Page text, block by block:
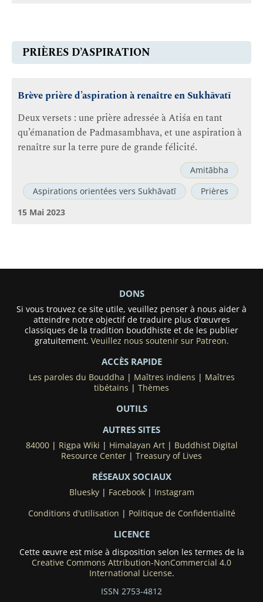
PRIÈRES D’ASPIRATION
Brève prière d’aspiration à renaître en Sukhāvatī
Deux versets : une prière adressée à Atiśa en tant
qu’émanation de Padmasambhava, et une aspiration à
renaître sur la terre pure de grande félicité.
Amitābha
Aspirations orientées vers Sukhāvatī
Prières
15 Mai 2023
DONS
Si vous trouvez ce site utile, veuillez penser à nous aider à
atteindre notre objectif de traduire plus d'œuvres
classiques de la tradition bouddhiste et de les publier
gratuitement. Veuillez nous soutenir sur Patreon.
ACCÈS RAPIDE
Les paroles du Bouddha | Maîtres indiens | Maîtres
tibétains | Thèmes
OUTILS
AUTRES SITES
84000| Rigpa Wiki | Himalayan Art| Buddhist Digital
Resource Center | Treasury of Lives
RÉSEAUX SOCIAUX
Bluesky| Facebook| Instagram
Conditions d'utilisation | Politique de Confidentialité
LICENCE
Cette œuvre est mise à disposition selon les termes de la
Creative Commons Attribution-NonCommercial 4.0
International License.
ISSN 2753-4812